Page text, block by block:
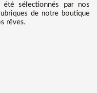
sélectionnés par nos
de notre boutique
rêves.